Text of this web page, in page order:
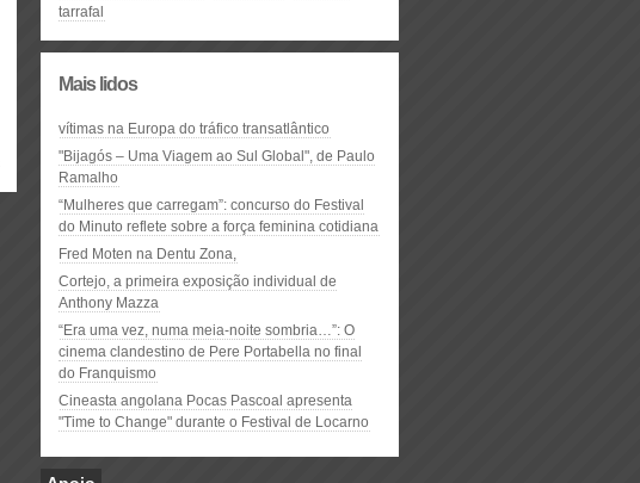
tarrafal
Mais lidos
vítimas na Europa do tráfico transatlântico
"Bijagós – Uma Viagem ao Sul Global", de Paulo
Ramalho
“Mulheres que carregam”: concurso do Festival
do Minuto reflete sobre a força feminina cotidiana
Fred Moten na Dentu Zona,
Cortejo, a primeira exposição individual de
Anthony Mazza
“Era uma vez, numa meia-noite sombria…”: O
cinema clandestino de Pere Portabella no final
do Franquismo
Cineasta angolana Pocas Pascoal apresenta
"Time to Change" durante o Festival de Locarno